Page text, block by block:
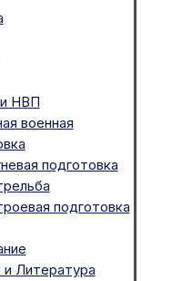
НВП
военная
подготовка
подготовка
и Литература